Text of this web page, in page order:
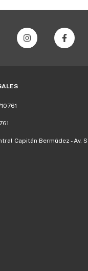
Capitán Bermúdez - Av.